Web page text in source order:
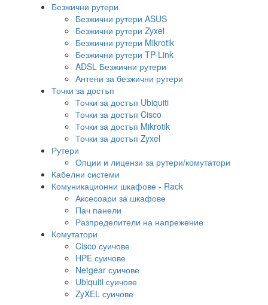
Безжични рутери
Безжични рутери ASUS
Безжични рутери Zyxel
Безжични рутери Mikrotik
Безжични рутери TP-Link
ADSL Безжични рутери
Антени за безжични рутери
Точки за достъп
Точки за достъп Ubiquiti
Точки за достъп Cisco
Точки за достъп Mikrotik
Точки за достъп Zyxel
Рутери
Опции и лицензи за рутери/комутатори
Кабелни системи
Комуникационни шкафове - Rack
Аксесоари за шкафове
Пач панели
Разпределители на напрежение
Комутатори
Cisco суичове
HPE суичове
Netgear суичове
Ubiquiti суичове
ZyXEL суичове